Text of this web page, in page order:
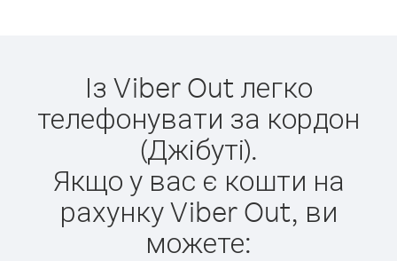
Із Viber Out легко
телефонувати за кордон
(Джібуті).
Якщо у вас є кошти на
рахунку Viber Out, ви
можете: